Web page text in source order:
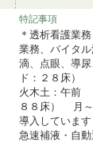
特記事項
＊透析看護業
業務、バイタ
滴、点眼、導
ド：２８床
火木土：午前
８８床） 月～
導入していま
急速補液・自